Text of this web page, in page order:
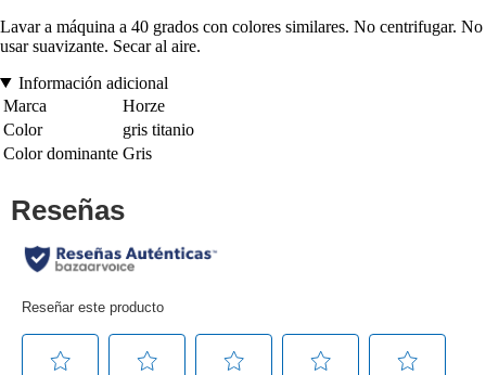
Lavar a máquina a 40 grados con colores similares. No centrifugar. No
usar suavizante. Secar al aire.
Información adicional
Marca
Horze
Color
gris titanio
Color dominante Gris